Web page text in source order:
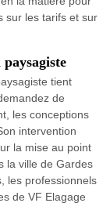
sur les tarifs et sur
tient
de
les conceptions
intervention
la mise au point
la ville de Gardes
les professionnels
de VF Elagage